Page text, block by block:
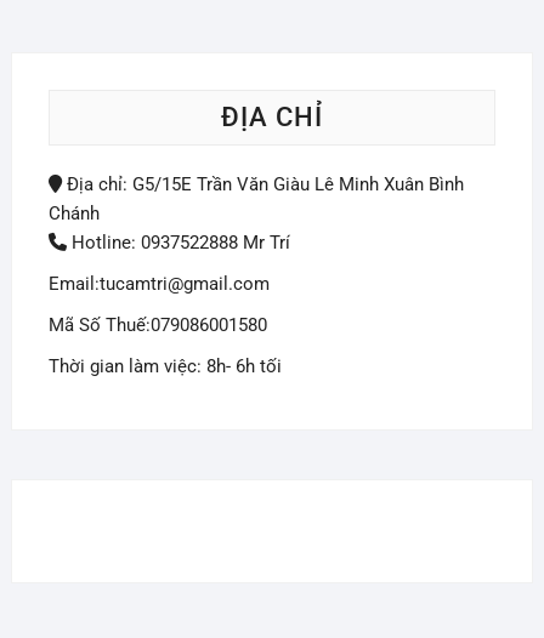
ĐỊA CHỈ
Địa chỉ: G5/15E Trần Văn Giàu Lê Minh Xuân Bình
Chánh
Hotline: 0937522888 Mr Trí
Email:tucamtri@gmail.com
Mã Số Thuế:079086001580
Thời gian làm việc: 8h- 6h tối